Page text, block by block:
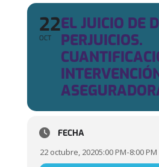
22
OCT
EL JUICIO DE
PERJUICIOS.
FECHA
22 octubre, 20205:00 PM-8:00 PM